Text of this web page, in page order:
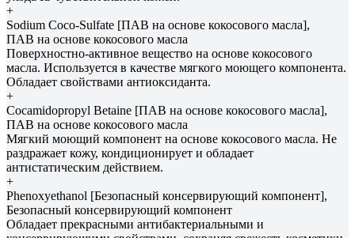
+
Sodium Coco-Sulfate [ПАВ на основе кокосового масла],
ПАВ на основе кокосового масла
Поверхностно-активное вещество на основе кокосового
масла. Используется в качестве мягкого моющего компонента.
Обладает свойствами антиоксиданта.
+
Cocamidopropyl Betaine [ПАВ на основе кокосового масла],
ПАВ на основе кокосового масла
Мягкий моющий компонент на основе кокосового масла. Не
раздражает кожу, кондиционирует и обладает
антистатическим действием.
+
Phenoxyethanol [Безопасный консервирующий компонент],
Безопасный консервирующий компонент
Обладает прекрасными антибактериальными и